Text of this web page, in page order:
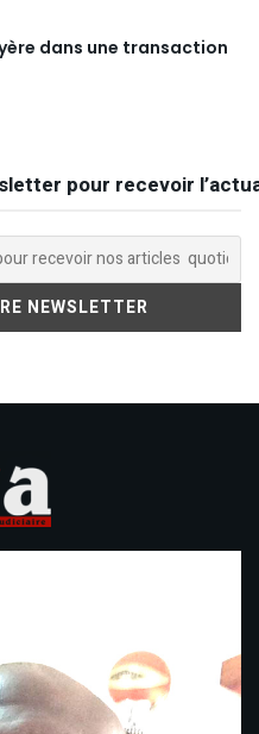
dans une transaction
pour recevoir